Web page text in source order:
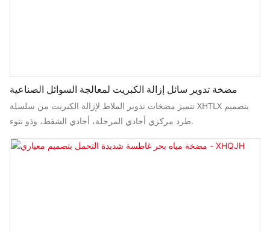
مضخة تدوير سائل إزالة الكبريت لمعالجة السوائل الصناعية
تتميز مضخات تدوير الملاط لإزالة الكبريت من سلسلة XHTLX بتصميم
طرد مركزي أحادي المرحلة، أحادي الشفط، وذو نتوء.